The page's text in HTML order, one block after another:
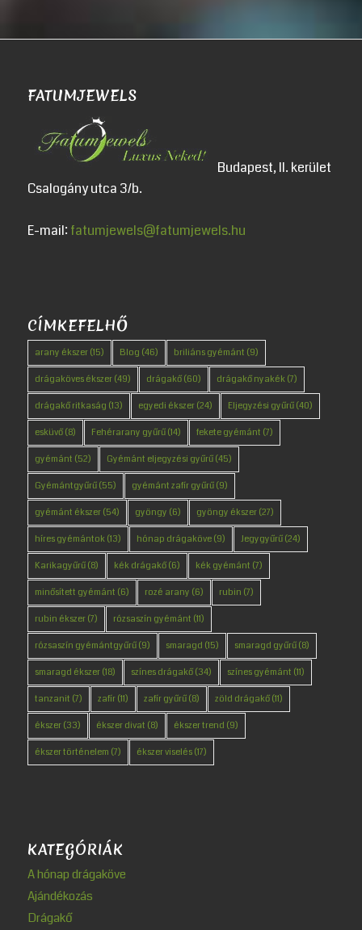
FATUMJEWELS
Budapest, II. kerület
Csalogány utca 3/b.
E-mail: fatumjewels@fatumjewels.hu
CÍMKEFELHŐ
arany ékszer(15) Blog (46) briliáns gyémánt (9)
drágaköves ékszer(49) drágakő(60) drágakő nyakék(7)
drágakő ritkaság (13) egyedi ékszer(24) Eljegyzési gyűrű(40)
esküvő(8) Fehérarany gyűrű(14) fekete gyémánt (7)
gyémánt (52) Gyémánt eljegyzési gyűrű(45)
Gyémántgyűrű(55) gyémánt zafír gyűrű(9)
gyémánt ékszer(54) gyöngy (6) gyöngy ékszer(27)
híres gyémántok(13) hónap drágaköve(9) Jegygyűrű(24)
Karikagyűrű(8) kék drágakő(6) kék gyémánt (7)
minősített gyémánt (6) rozé arany (6) rubin (7)
rubin ékszer(7) rózsaszín gyémánt (11)
rózsaszín gyémántgyűrű(9) smaragd (15) smaragd gyűrű(8)
smaragd ékszer(18) színes drágakő(34) színes gyémánt (11)
tanzanit (7) zafír(11) zafír gyűrű(8) zöld drágakő(11)
ékszer(33) ékszer divat (8) ékszer trend (9)
ékszer történelem (7) ékszer viselés(17)
KATEGÓRIÁK
A hónap drágaköve
Ajándékozás
Drágakő